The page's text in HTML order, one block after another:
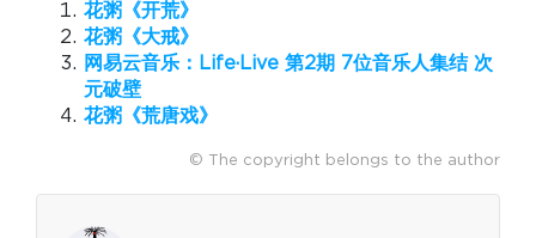
花粥《开荒》
花粥《大戒》
网易云音乐：Life·Live 第2期 7位音乐人集结 次
元破壁
花粥《荒唐戏》
© The copyright belongs to the author